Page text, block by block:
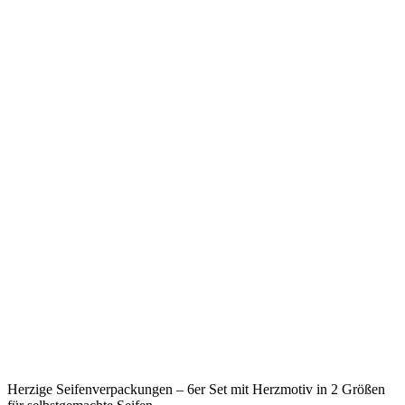
Herzige Seifenverpackungen – 6er Set mit Herzmotiv in 2 Größen